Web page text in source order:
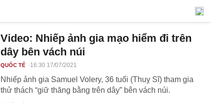
Video: Nhiếp ảnh gia mạo hiểm đi trên
dây bên vách núi
QUỐC TẾ 16:30 17/07/2021
Nhiếp ảnh gia Samuel Volery, 36 tuổi (Thuỵ Sĩ) tham gia
thử thách “giữ thăng bằng trên dây” bên vách núi.